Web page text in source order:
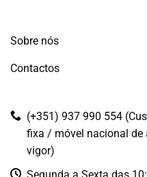
Sobre nós
Contactos
(+351) 937 990 554
fixa / móvel nacional de
vigor)
Segunda a Sexta das